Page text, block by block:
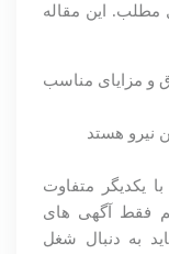
این مقاله
و مزایای مناسب
نیرو هستد
یکدیگر متفاوت
فقط آگهی های
به دنبال شغل